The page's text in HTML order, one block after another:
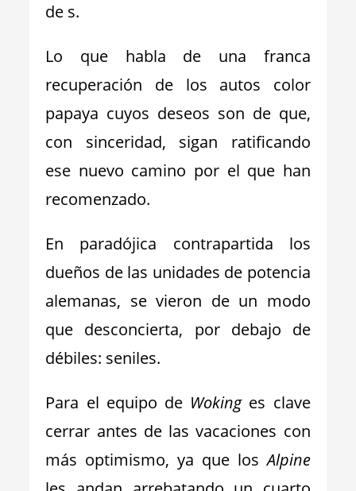
de s.
Lo que habla de una franca
recuperación de los autos color
papaya cuyos deseos son de que,
con sinceridad, sigan ratificando
ese nuevo camino por el que han
recomenzado.
En paradójica contrapartida los
dueños de las unidades de potencia
alemanas, se vieron de un modo
que desconcierta, por debajo de
débiles: seniles.
Para el equipo de Wokinges clave
cerrar antes de las vacaciones con
más optimismo, ya que losAlpine